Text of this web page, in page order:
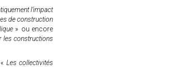
l’impact
de construction
» ou encore
les constructions
Les collectivités